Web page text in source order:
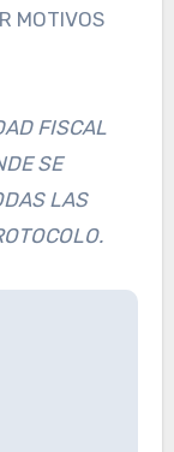
MOTIVOS
FISCAL
SE
LAS